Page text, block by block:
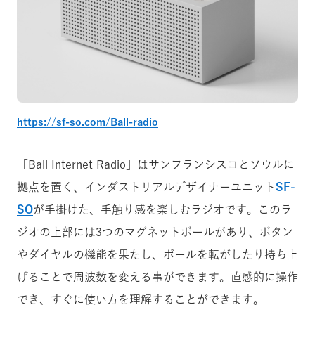
https://sf-so.com/Ball-radio
「Ball Internet Radio」はサンフランシスコとソウルに
拠点を置く、インダストリアルデザイナーユニットSF-
SOが手掛けた、手触り感を楽しむラジオです。このラ
ジオの上部には3つのマグネットボールがあり、ボタン
やダイヤルの機能を果たし、ボールを転がしたり持ち上
げることで周波数を変える事ができます。直感的に操作
でき、すぐに使い方を理解することができます。